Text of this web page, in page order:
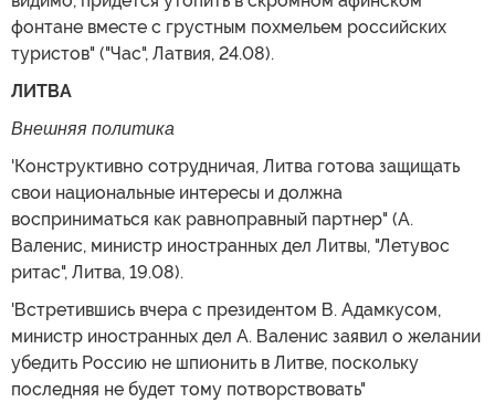
фонтане вместе с грустным похмельем российских
туристов" ("Час", Латвия, 24.08).
ЛИТВА
Внешняя политика
'Конструктивно сотрудничая, Литва готова защищать
свои национальные интересы и должна
восприниматься как равноправный партнер" (А.
Валенис, министр иностранных дел Литвы, "Летувос
ритас", Литва, 19.08).
'Встретившись вчера с президентом В. Адамкусом,
министр иностранных дел А. Валенис заявил о желании
убедить Россию не шпионить в Литве, поскольку
последняя не будет тому потворствовать"